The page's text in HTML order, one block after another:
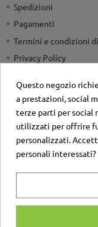
Spedizioni
Pagamenti
Termini e condizioni
Privacy Policy
Detrazioni Fiscali
Sei un'azienda?
Il negozio
Contatti
Registrati
Questo negozio
a prestazioni, social
terze parti per social
utilizzati per offrire
personalizzati.
personali interessati?